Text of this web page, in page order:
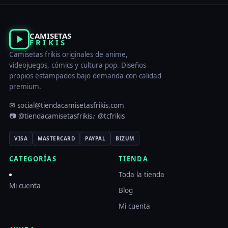
CAMISETAS
FRIKIS
Camisetas frikis originales de anime,
videojuegos, cómics y cultura pop. Diseños
propios estampados bajo demanda con calidad
premium.
✉ social@tiendacamisetasfrikis.com
📷 @tiendacamisetasfrikis♪ @tcfrikis
VISA MASTERCARD PAYPAL BIZUM
CATEGORÍAS
Mi cuenta
TIENDA
Toda la tienda
Blog
Mi cuenta